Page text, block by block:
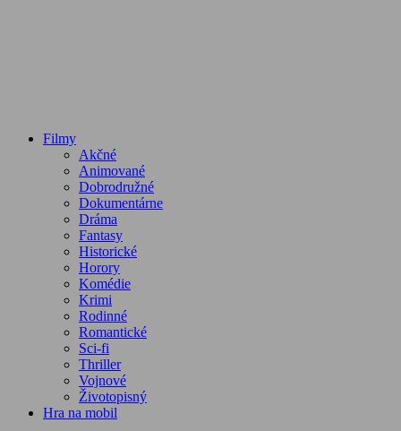
Filmy
Akčné
Animované
Dobrodružné
Dokumentárne
Dráma
Fantasy
Historické
Horory
Komédie
Krimi
Rodinné
Romantické
Sci-fi
Thriller
Vojnové
Životopisný
Hra na mobil